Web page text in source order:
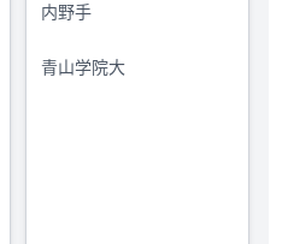
内野手
青山学院大